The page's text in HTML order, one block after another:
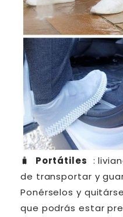
🧳 Portátiles :
de transportar y
Ponérselos y
que podrás estar